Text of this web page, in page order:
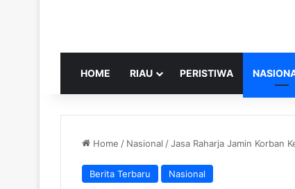
HOME RIAU PERISTIWA
Home / Nasional /Jasa Raharja Jamin Korban
Berita Terbaru Nasional